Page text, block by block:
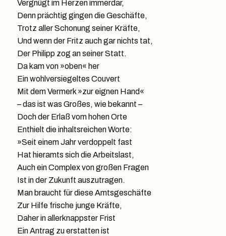
Vergnügt im Herzen immerdar,
Denn prächtig gingen die Geschäfte,
Trotz aller Schonung seiner Kräfte,
Und wenn der Fritz auch gar nichts tat,
Der Philipp zog an seiner Statt.
Da kam von »oben« her
Ein wohlversiegeltes Couvert
Mit dem Vermerk »zur eignen Hand«
– das ist was Großes, wie bekannt –
Doch der Erlaß vom hohen Orte
Enthielt die inhaltsreichen Worte:
»Seit einem Jahr verdoppelt fast
Hat hieramts sich die Arbeitslast,
Auch ein Complex von großen Fragen
Ist in der Zukunft auszutragen.
Man braucht für diese Amtsgeschäfte
Zur Hilfe frische junge Kräfte,
Daher in allerknappster Frist
Ein Antrag zu erstatten ist